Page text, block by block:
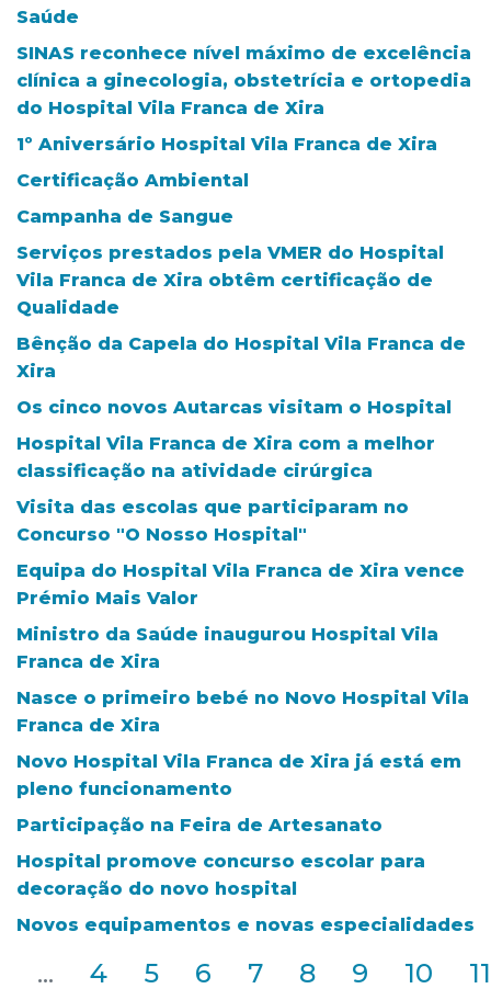
Saúde
SINAS reconhece nível máximo de excelência
clínica a ginecologia, obstetrícia e ortopedia
do Hospital Vila Franca de Xira
1º Aniversário Hospital Vila Franca de Xira
Certificação Ambiental
Campanha de Sangue
Serviços prestados pela VMER do Hospital
Vila Franca de Xira obtêm certificação de
Qualidade
Bênção da Capela do Hospital Vila Franca de
Xira
Os cinco novos Autarcas visitam o Hospital
Hospital Vila Franca de Xira com a melhor
classificação na atividade cirúrgica
Visita das escolas que participaram no
Concurso "O Nosso Hospital"
Equipa do Hospital Vila Franca de Xira vence
Prémio Mais Valor
Ministro da Saúde inaugurou Hospital Vila
Franca de Xira
Nasce o primeiro bebé no Novo Hospital Vila
Franca de Xira
Novo Hospital Vila Franca de Xira já está em
pleno funcionamento
Participação na Feira de Artesanato
Hospital promove concurso escolar para
decoração do novo hospital
Novos equipamentos e novas especialidades
... 4 5 6 7 8 9 10 11